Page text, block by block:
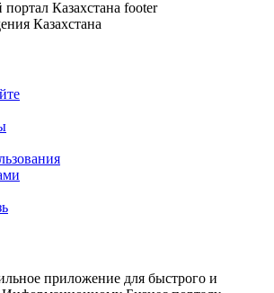
Казахстана
приложение для быстрого и